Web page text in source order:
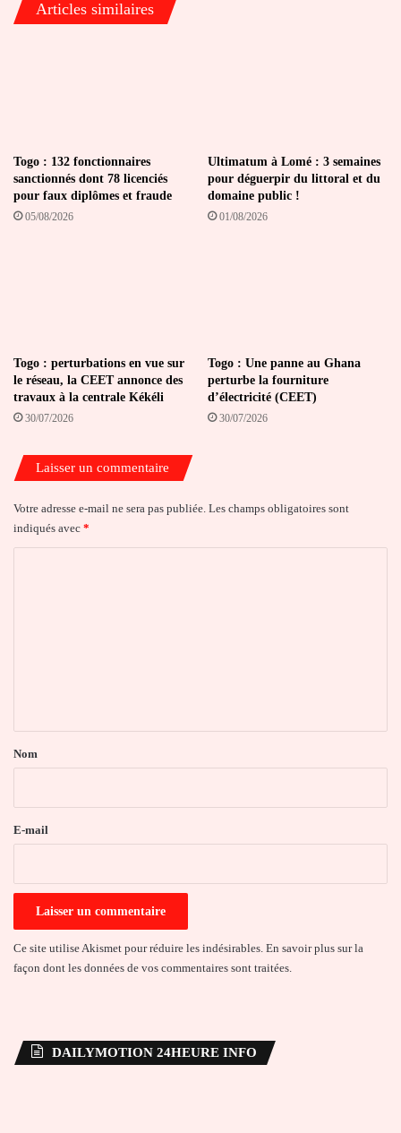
Articles similaires
Togo : 132 fonctionnaires
sanctionnés dont 78 licenciés
pour faux diplômes et fraude
05/08/2026
Ultimatum à Lomé : 3 semaines
pour déguerpir du littoral et du
domaine public !
01/08/2026
Togo : perturbations en vue sur
le réseau, la CEET annonce des
travaux à la centrale Kékéli
30/07/2026
Togo : Une panne au Ghana
perturbe la fourniture
d’électricité (CEET)
30/07/2026
Laisser un commentaire
Votre adresse e-mail ne sera pas publiée. Les champs obligatoires sont
indiqués avec *
a
e
Nom
E-mail
Ce site utilise Akismet pour réduire les indésirables. En savoir plus sur la
façon dont les données de vos commentaires sont traitées.
DAILYMOTION 24HEURE INFO